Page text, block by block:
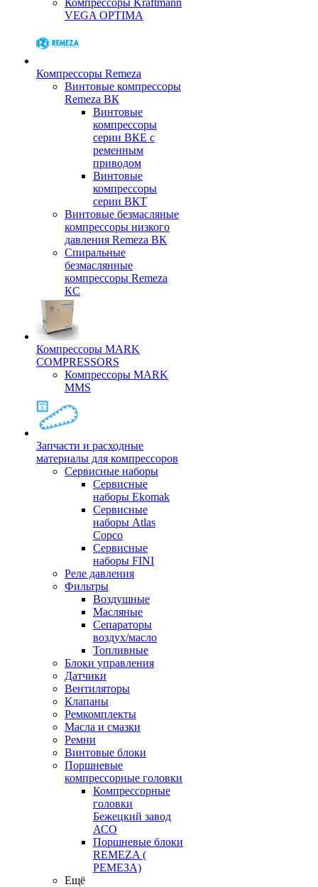
Компрессоры Kraftmann
VEGA OPTIMA
Компрессоры Remeza
Винтовые компрессоры
Remeza ВК
Винтовые
компрессоры
серии ВКЕ с
ременным
приводом
Винтовые
компрессоры
серии ВКТ
Винтовые безмасляные
компрессоры низкого
давления Remeza ВК
Спиральные
безмаслянные
компрессоры Remeza
КС
Компрессоры MARK
COMPRESSORS
Компрессоры MARK
MMS
Запчасти и расходные
материалы для компрессоров
Cервисные наборы
Сервисные
наборы Ekomak
Cервисные
наборы Atlas
Copco
Сервисные
наборы FINI
Реле давления
Фильтры
Воздушные
Масляные
Сепараторы
воздух/масло
Топливные
Блоки управления
Датчики
Вентиляторы
Клапаны
Ремкомплекты
Масла и смазки
Ремни
Винтовые блоки
Поршневые
компрессорные головки
Компрессорные
головки
Бежецкий завод
АСО
Поршневые блоки
REMEZA (
РЕМЕЗА)
Ещё